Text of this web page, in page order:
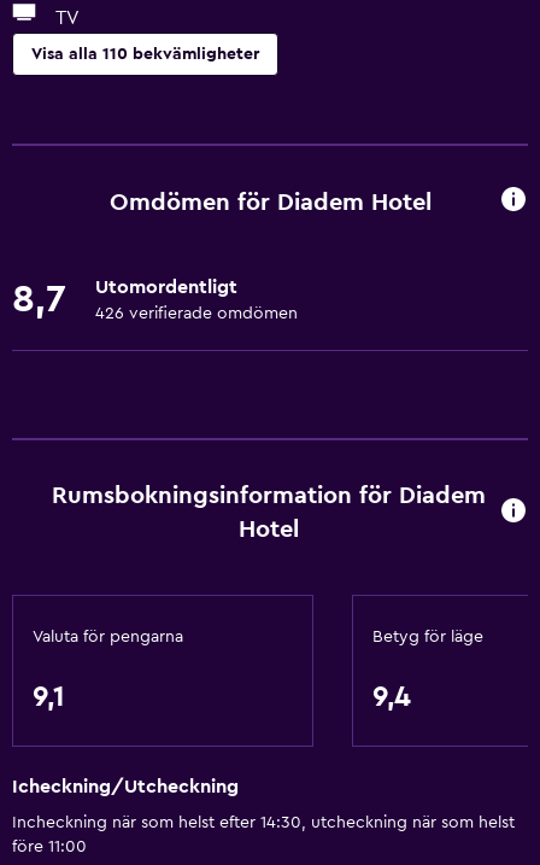
TV
Visa alla 110 bekvämligheter
Wifi tillgängligt i alla områden
Gratis toalettartiklar
Handdukar
Papperskorgar
Balsam
Elektrisk vattenkokare
Livsmedelsleveranser
Omdömen för Diadem Hotel
8,7 Utomordentligt
426 verifierade omdömen
Rumsbokningsinformation för Diadem
Hotel
Valuta för pengarna
9,1
Betyg för läge
9,4
Icheckning/Utcheckning
Incheckning när som helst efter 14:30, utcheckning när som helst
före 11:00